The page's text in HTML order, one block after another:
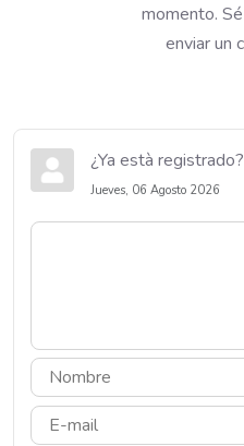
momento.
enviar un
¿Ya està registrado?
Jueves, 06 Agosto 2026